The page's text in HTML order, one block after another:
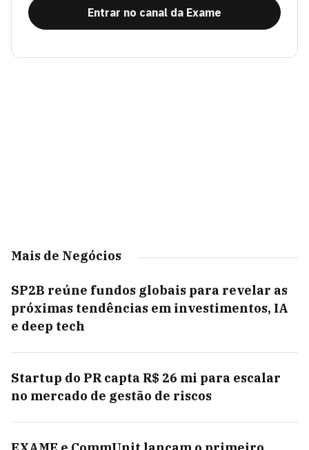
Entrar no canal da Exame
Mais de Negócios
SP2B reúne fundos globais para revelar as
próximas tendências em investimentos, IA
e deep tech
Startup do PR capta R$ 26 mi para escalar
no mercado de gestão de riscos